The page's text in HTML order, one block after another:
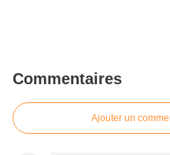
Commentaires
Ajouter un